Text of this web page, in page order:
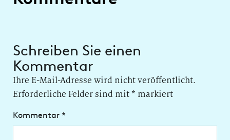
Schreiben Sie einen
Kommentar
Ihre E-Mail-Adresse wird nicht veröffentlicht.
Erforderliche Felder sind mit* markiert
Kommentar *